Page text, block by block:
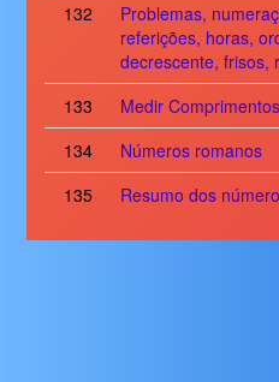
132
Problemas,
referições, horas,
decrescente, frisos,
133
Medir Comprimentos
134
Números romanos
135
Resumo dos